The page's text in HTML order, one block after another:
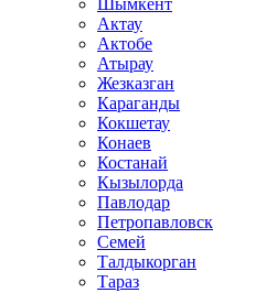
Шымкент
Актау
Актобе
Атырау
Жезказган
Караганды
Кокшетау
Конаев
Костанай
Кызылорда
Павлодар
Петропавловск
Семей
Талдыкорган
Тараз